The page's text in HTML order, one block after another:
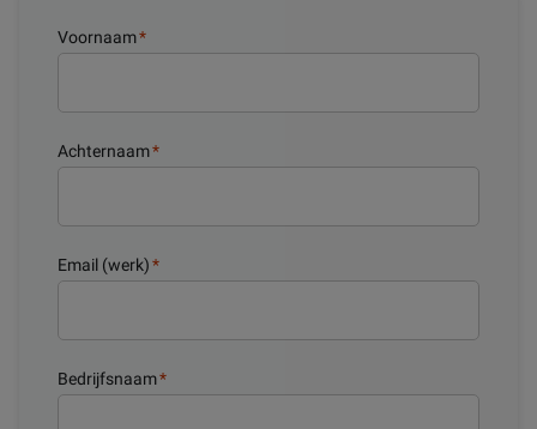
Voornaam*
Achternaam*
Email (werk)*
Bedrijfsnaam*